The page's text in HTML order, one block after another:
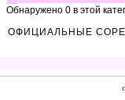
Обнаружено 0 в этой
ОФИЦИАЛЬНЫЕ